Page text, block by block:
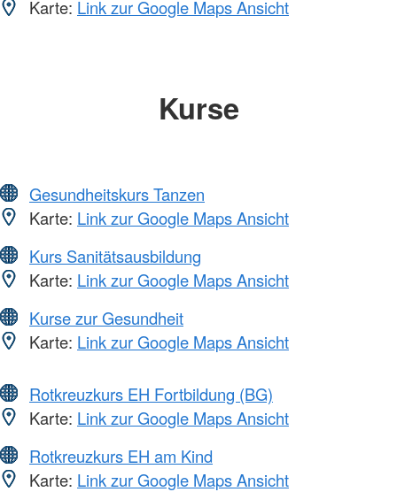
Karte: Link zur Google Maps Ansicht
Kurse
Gesundheitskurs Tanzen
Karte: Link zur Google Maps Ansicht
Kurs Sanitätsausbildung
Karte: Link zur Google Maps Ansicht
Kurse zur Gesundheit
Karte: Link zur Google Maps Ansicht
Rotkreuzkurs EH Fortbildung (BG)
Karte: Link zur Google Maps Ansicht
Rotkreuzkurs EH am Kind
Karte: Link zur Google Maps Ansicht